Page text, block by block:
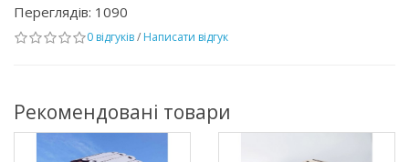
Переглядів: 1090
0 відгуків/ Написати відгук
Рекомендовані товари